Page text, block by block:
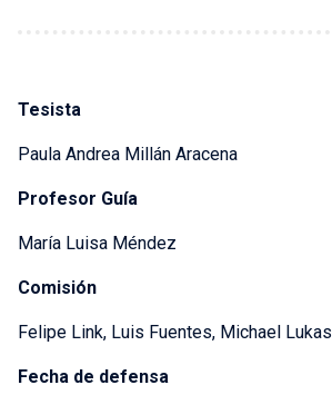
Tesista
Paula Andrea Millán Aracena
Profesor Guía
María Luisa Méndez
Comisión
Felipe Link, Luis Fuentes, Michael Lukas
Fecha de defensa